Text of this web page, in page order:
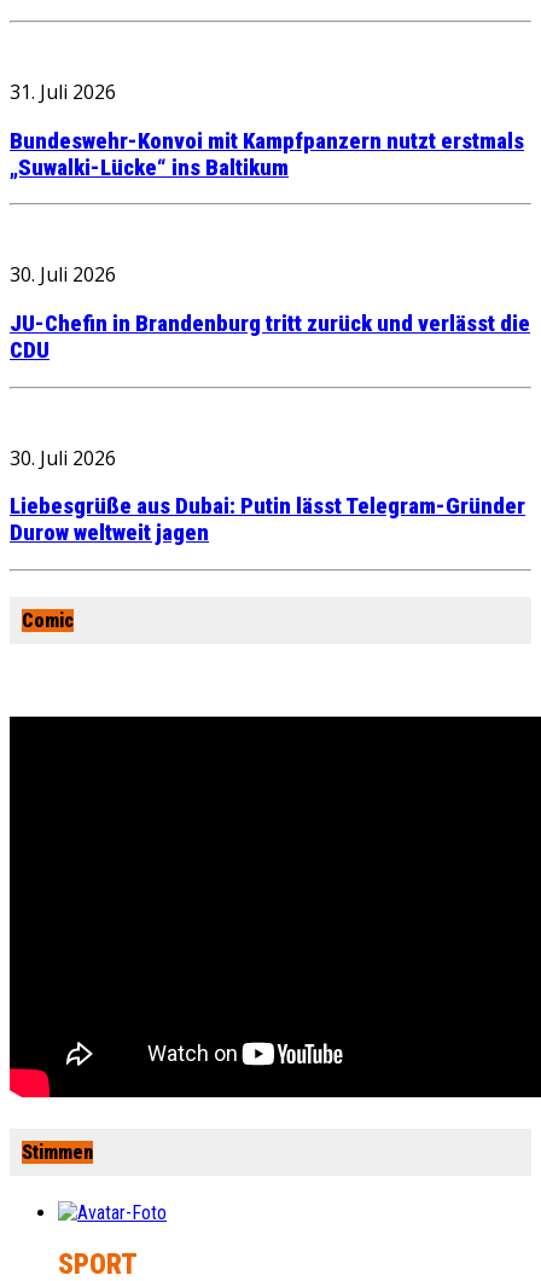
31. Juli 2026
Bundeswehr-Konvoi mit Kampfpanzern nutzt erstmals
„Suwalki-Lücke“ ins Baltikum
30. Juli 2026
JU-Chefin in Brandenburg tritt zurück und verlässt die
CDU
30. Juli 2026
Liebesgrüße aus Dubai: Putin lässt Telegram-Gründer
Durow weltweit jagen
Comic
Stimmen
SPORT